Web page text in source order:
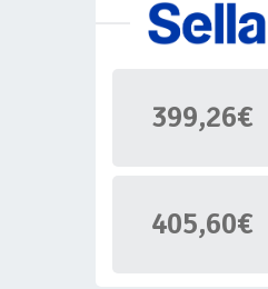
399,26€
405,60€